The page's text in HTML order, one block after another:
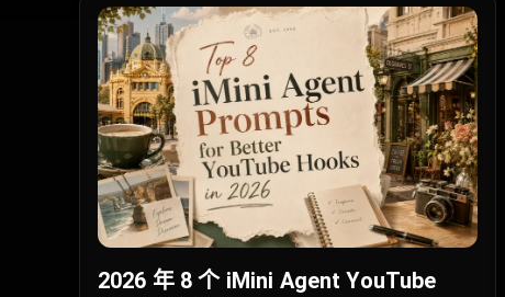
2026 年 8 个 iMini Agent YouTube